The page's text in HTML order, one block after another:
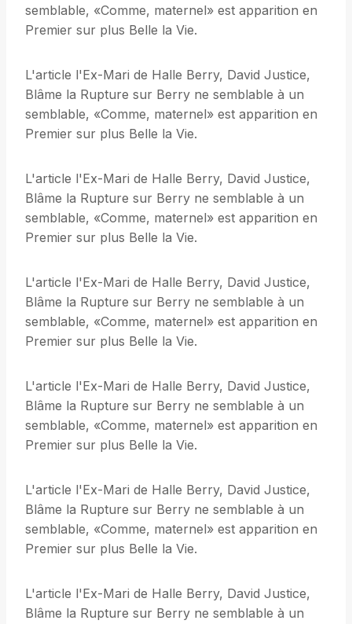
semblable, «Comme, maternel» est apparition en
Premier sur plus Belle la Vie.
L'article l'Ex-Mari de Halle Berry, David Justice,
Blâme la Rupture sur Berry ne semblable à un
semblable, «Comme, maternel» est apparition en
Premier sur plus Belle la Vie.
L'article l'Ex-Mari de Halle Berry, David Justice,
Blâme la Rupture sur Berry ne semblable à un
semblable, «Comme, maternel» est apparition en
Premier sur plus Belle la Vie.
L'article l'Ex-Mari de Halle Berry, David Justice,
Blâme la Rupture sur Berry ne semblable à un
semblable, «Comme, maternel» est apparition en
Premier sur plus Belle la Vie.
L'article l'Ex-Mari de Halle Berry, David Justice,
Blâme la Rupture sur Berry ne semblable à un
semblable, «Comme, maternel» est apparition en
Premier sur plus Belle la Vie.
L'article l'Ex-Mari de Halle Berry, David Justice,
Blâme la Rupture sur Berry ne semblable à un
semblable, «Comme, maternel» est apparition en
Premier sur plus Belle la Vie.
L'article l'Ex-Mari de Halle Berry, David Justice,
Blâme la Rupture sur Berry ne semblable à un